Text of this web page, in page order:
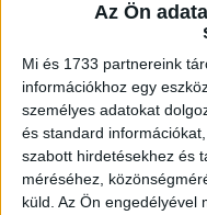
Az Ön
Mi és 1733 partnereink
információkhoz egy
személyes adatokat
és standard
szabott hirdetésekhez és
méréséhez,
küld. Az Ön engedélyével
Noha sok az irigy és